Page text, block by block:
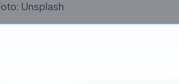
Unsplash